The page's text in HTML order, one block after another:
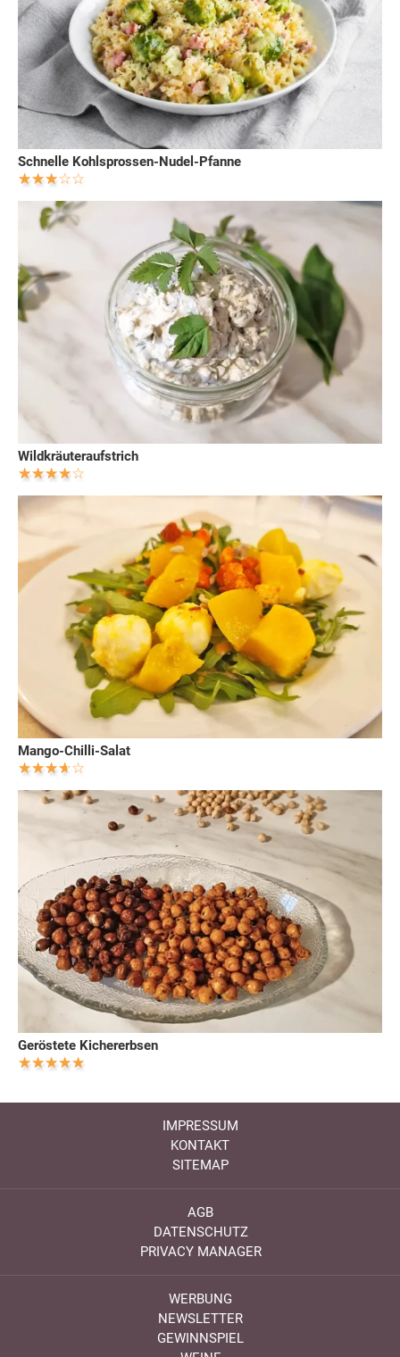
Schnelle Kohlsprossen-Nudel-Pfanne
Wildkräuteraufstrich
Mango-Chilli-Salat
Geröstete Kichererbsen
IMPRESSUM
KONTAKT
SITEMAP
AGB
DATENSCHUTZ
PRIVACY MANAGER
WERBUNG
NEWSLETTER
GEWINNSPIEL